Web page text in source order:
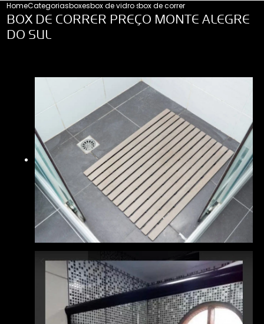
HomeCategoriasboxesbox de vidro sao paulobox de correr preco monte alegre
BOX DE CORRER PREÇO MONTE ALEGRE
DO SUL